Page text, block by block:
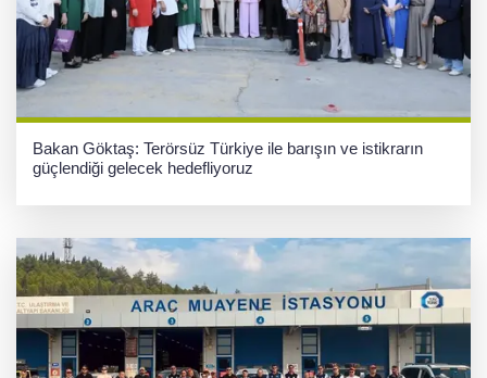
Bakan Göktaş: Terörsüz Türkiye ile barışın ve istikrarın
güçlendiği gelecek hedefliyoruz